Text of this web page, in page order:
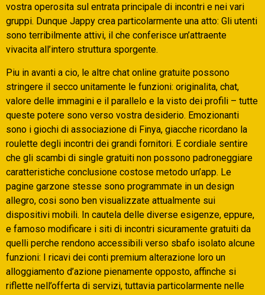
vostra operosita sul entrata principale di incontri e nei vari
gruppi. Dunque Jappy crea particolarmente una atto: Gli utenti
sono terribilmente attivi, il che conferisce un’attraente
vivacita all’intero struttura sporgente.
Piu in avanti a cio, le altre chat online gratuite possono
stringere il secco unitamente le funzioni: originalita, chat,
valore delle immagini e il parallelo e la visto dei profili – tutte
queste potere sono verso vostra desiderio. Emozionanti
sono i giochi di associazione di Finya, giacche ricordano la
roulette degli incontri dei grandi fornitori. E cordiale sentire
che gli scambi di single gratuiti non possono padroneggiare
caratteristiche conclusione costose metodo un’app. Le
pagine garzone stesse sono programmate in un design
allegro, cosi sono ben visualizzate attualmente sui
dispositivi mobili. In cautela delle diverse esigenze, eppure,
e famoso modificare i siti di incontri sicuramente gratuiti da
quelli perche rendono accessibili verso sbafo isolato alcune
funzioni: I ricavi dei conti premium alterazione loro un
alloggiamento d’azione pienamente opposto, affinche si
riflette nell’offerta di servizi, tuttavia particolarmente nelle